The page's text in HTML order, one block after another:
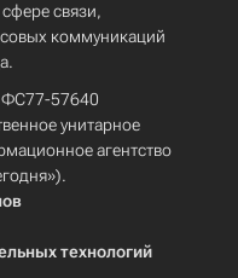
связи,
коммуникаций
ФС77-57640
унитарное
агентство
технологий